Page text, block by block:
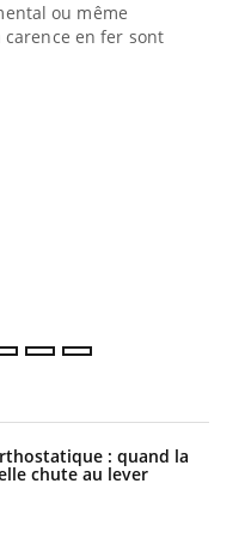
ou même
en fer sont
: quand la
chute au lever